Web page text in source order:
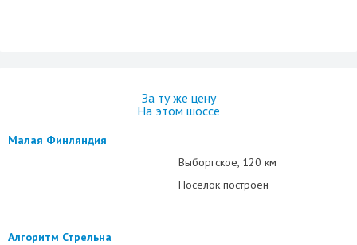
За ту же цену
На этом шоссе
Малая Финляндия
Выборгское 120 км
Поселок построен
—
Алгоритм Стрельна